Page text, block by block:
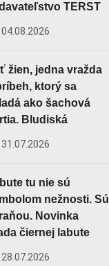
TERST
04.08.2026
žien, jedna vražda
ktorý sa
ako šachová
Bludiská
31.07.2026
tu nie sú
nežnosti. Sú
Novinka
čiernej labute
28.07.2026